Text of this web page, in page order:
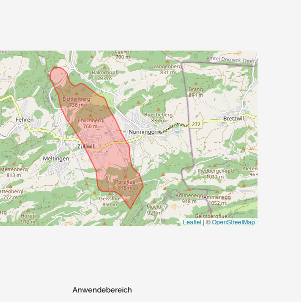
Leaflet|©OpenStreetMap
Anwendebereich